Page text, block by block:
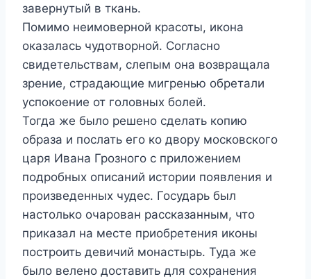
завернутый в ткань.
Помимо неимоверной красоты, икона
оказалась чудотворной. Согласно
свидетельствам, слепым она возвращала
зрение, страдающие мигренью обретали
успокоение от головных болей.
Тогда же было решено сделать копию
образа и послать его ко двору московского
царя Ивана Грозного с приложением
подробных описаний истории появления и
произведенных чудес. Государь был
настолько очарован рассказанным, что
приказал на месте приобретения иконы
построить девичий монастырь. Туда же
было велено доставить для сохранения